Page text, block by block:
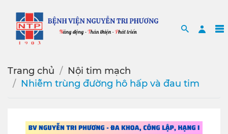
Search
Trang chủ
Nội tim mạch
Nhiễm trùng đường hô hấp và đau tim